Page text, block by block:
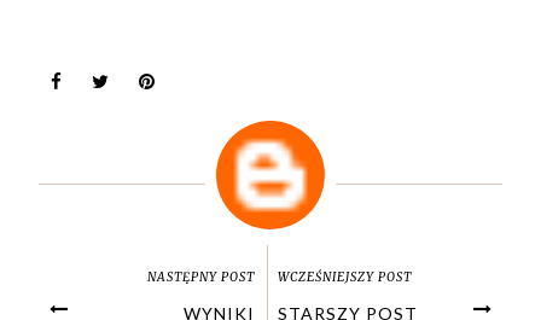
NASTĘPNY POST
WYNIKI
WCZEŚNIEJSZY POST
STARSZY POST